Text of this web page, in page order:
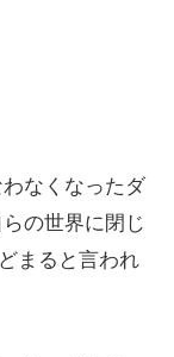
なくなったダ
の世界に閉じ
まると言われ